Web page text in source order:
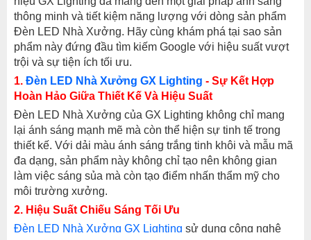
thông minh và tiết kiệm năng lượng với dòng sản phẩm
Đèn LED Nhà Xưởng. Hãy cùng khám phá tại sao sản
phẩm này đứng đầu tìm kiếm Google với hiệu suất vượt
trội và sự tiện ích tối ưu.
1. Đèn LED Nhà Xưởng GX Lighting - Sự Kết Hợp
Hoàn Hảo Giữa Thiết Kế Và Hiệu Suất
Đèn LED Nhà Xưởng của GX Lighting không chỉ mang
lại ánh sáng mạnh mẽ mà còn thể hiện sự tinh tế trong
thiết kế. Với dải màu ánh sáng trắng tinh khôi và mẫu mã
đa dạng, sản phẩm này không chỉ tạo nên không gian
làm việc sáng sủa mà còn tạo điểm nhấn thẩm mỹ cho
môi trường xưởng.
2. Hiệu Suất Chiếu Sáng Tối Ưu
Đèn LED Nhà Xưởng GX Lighting sử dụng công nghệ